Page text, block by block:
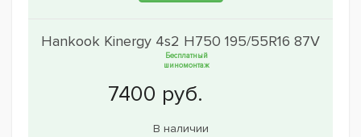
Hankook Kinergy 4s2 H750 195/55R16 87V
Бесплатный
шиномонтаж
В наличии